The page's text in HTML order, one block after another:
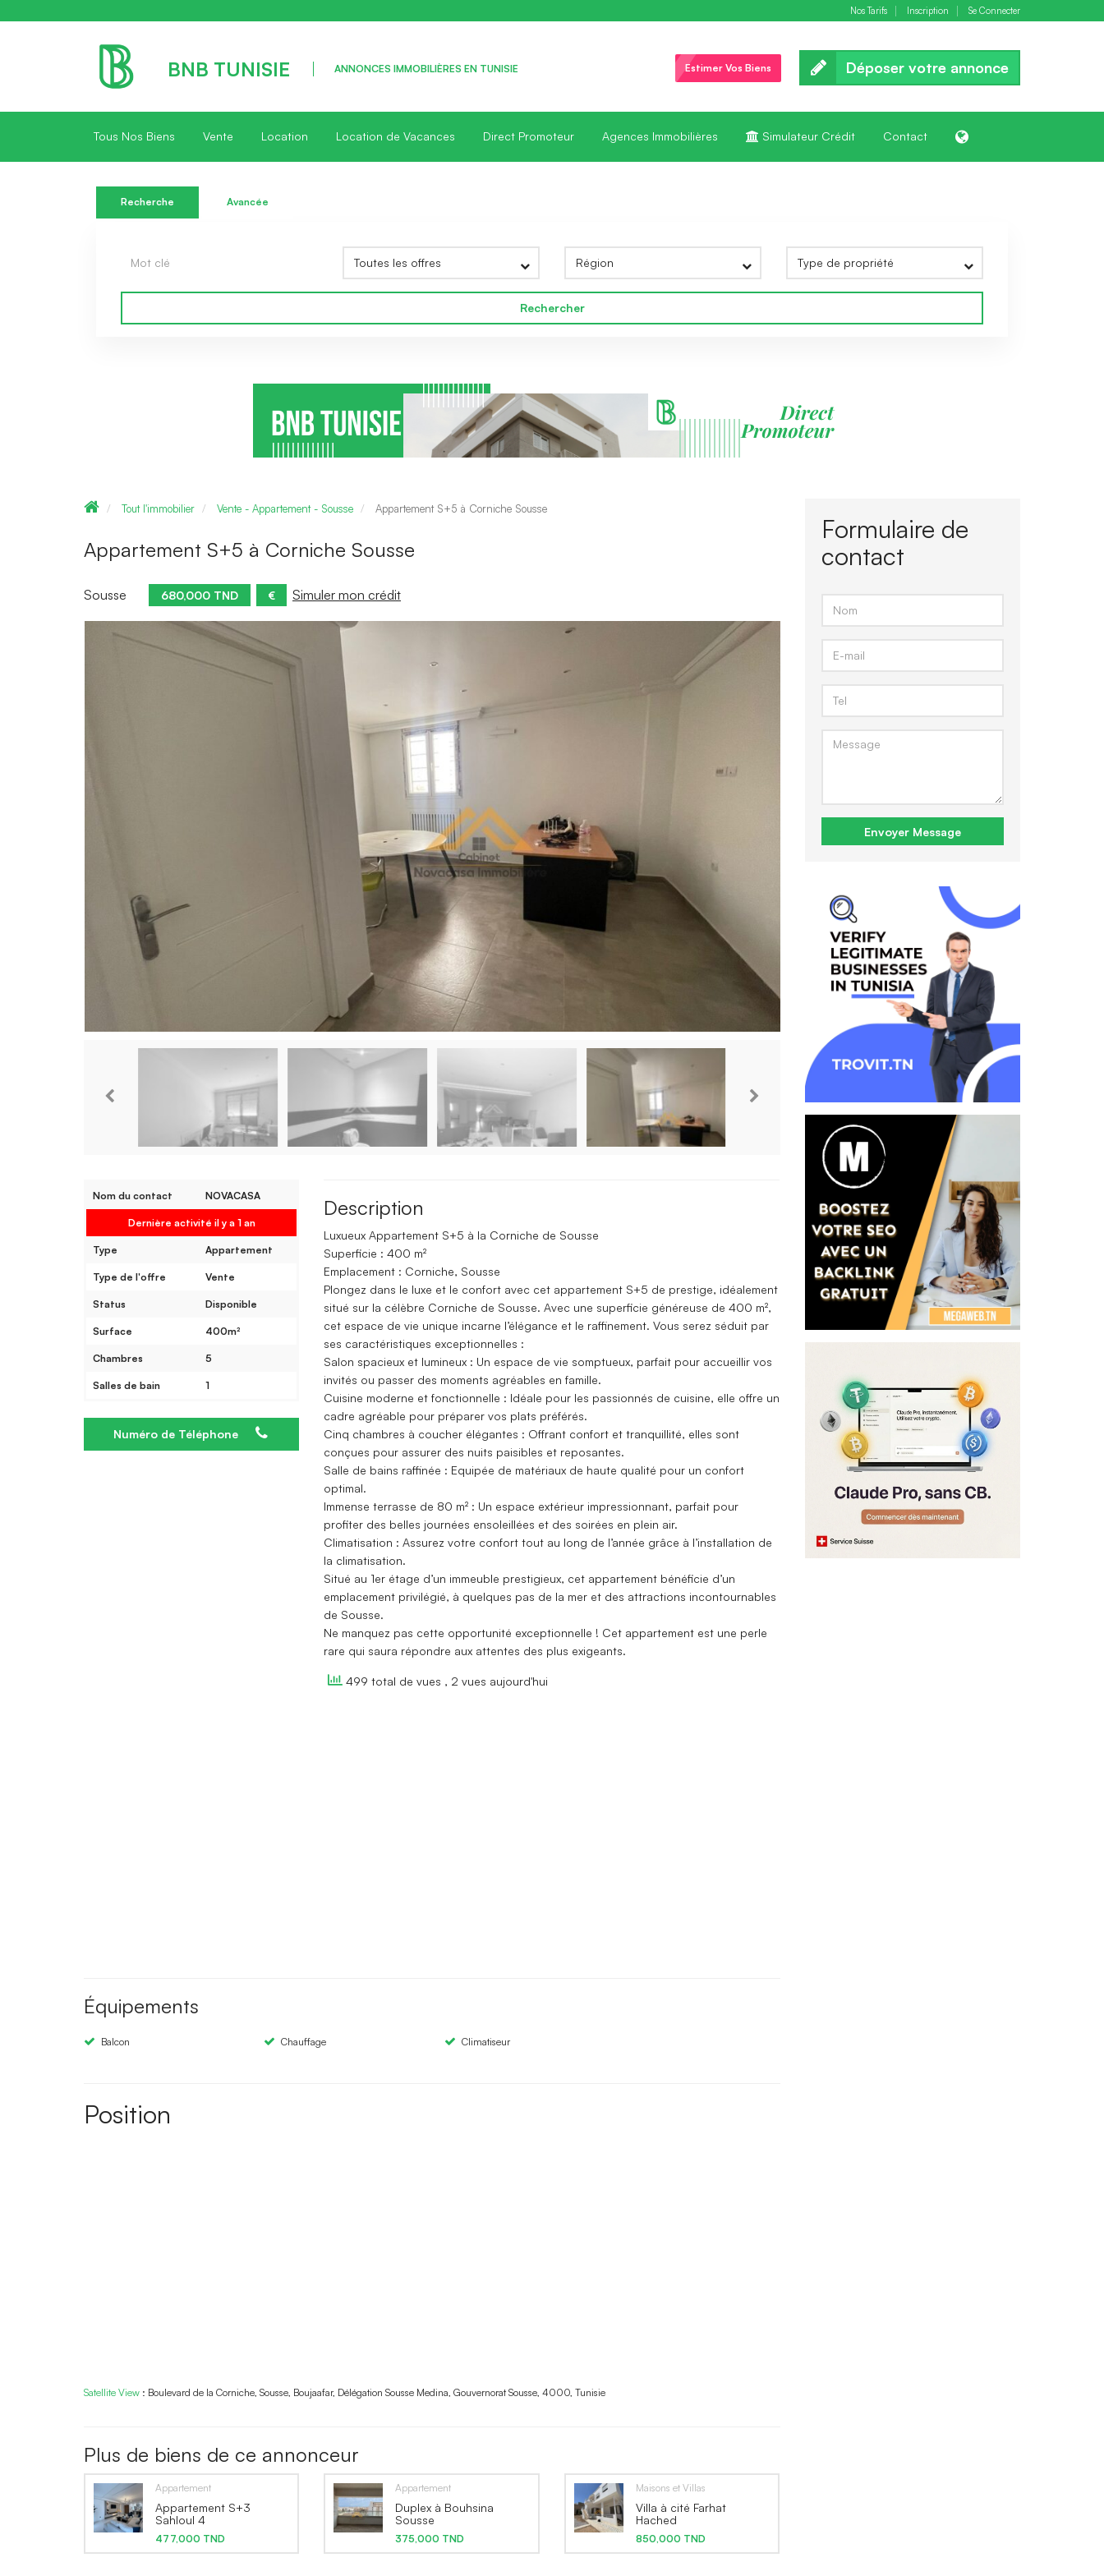
Nos Tarifs Inscription Se Connecter
BNB TUNISIE ANNONCES IMMOBILIÈRES EN TUNISIE Estimer Vos Biens Déposer votre annonce
Tous Nos Biens Vente Location Location de Vacances Direct Promoteur Agences Immobilières Simulateur Crédit Contact
Recherche Avancée
Rechercher
Tout l'immobilier Vente - Appartement - Sousse Appartement S+5 à Corniche Sousse
Appartement S+5 à Corniche Sousse
Sousse 680,000 TND € Simuler mon crédit
Nom du contact NOVACASA
Dernière activité il y a 1 an
Type Appartement
Type de l'offre Vente
Status Disponible
Surface 400m²
Chambres 5
Salles de bain 1
Numéro de Téléphone
Description
Luxueux Appartement S+5 à la Corniche de Sousse
Superficie : 400 m²
Emplacement : Corniche, Sousse
Plongez dans le luxe et le confort avec cet appartement S+5 de prestige, idéalement
situé sur la célèbre Corniche de Sousse. Avec une superficie généreuse de 400 m²,
cet espace de vie unique incarne l’élégance et le raffinement. Vous serez séduit par
ses caractéristiques exceptionnelles :
Salon spacieux et lumineux : Un espace de vie somptueux, parfait pour accueillir vos
invités ou passer des moments agréables en famille.
Cuisine moderne et fonctionnelle : Idéale pour les passionnés de cuisine, elle offre un
cadre agréable pour préparer vos plats préférés.
Cinq chambres à coucher élégantes : Offrant confort et tranquillité, elles sont
conçues pour assurer des nuits paisibles et reposantes.
Salle de bains raffinée : Equipée de matériaux de haute qualité pour un confort
optimal.
Immense terrasse de 80 m² : Un espace extérieur impressionnant, parfait pour
profiter des belles journées ensoleillées et des soirées en plein air.
Climatisation : Assurez votre confort tout au long de l’année grâce à l’installation de
la climatisation.
Situé au 1er étage d’un immeuble prestigieux, cet appartement bénéficie d’un
emplacement privilégié, à quelques pas de la mer et des attractions incontournables
de Sousse.
Ne manquez pas cette opportunité exceptionnelle ! Cet appartement est une perle
rare qui saura répondre aux attentes des plus exigeants.
499 total de vues , 2 vues aujourd'hui
Équipements
Balcon Chauffage Climatiseur
Position
Satellite View : Boulevard de la Corniche, Sousse, Boujaafar, Délégation Sousse Medina, Gouvernorat Sousse, 4000, Tunisie
Plus de biens de ce annonceur
Appartement
Appartement S+3
Sahloul 4
477,000 TND
Appartement
Duplex à Bouhsina
Sousse
375,000 TND
Maisons et Villas
Villa à cité Farhat
Hached
850,000 TND
Formulaire de
contact
Envoyer Message